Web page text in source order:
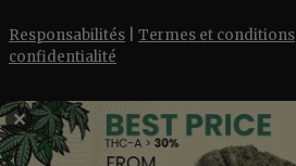
Responsabilités Termes et conditions
confidentialité
English
✕